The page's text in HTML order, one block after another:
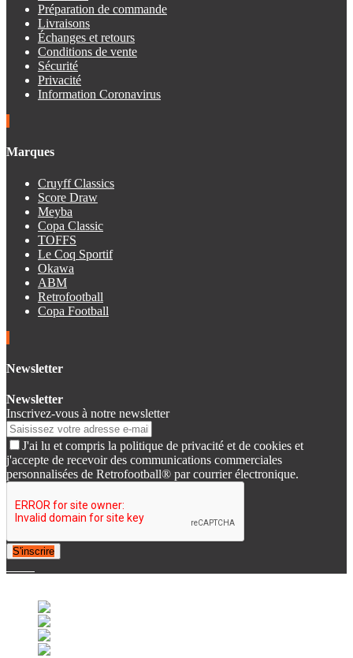
Préparation de commande
Livraisons
Échanges et retours
Conditions de vente
Sécurité
Privacité
Information Coronavirus
Marques
Cruyff Classics
Score Draw
Meyba
Copa Classic
TOFFS
Le Coq Sportif
Okawa
ABM
Retrofootball
Copa Football
Newsletter
Newsletter
Inscrivez-vous à notre newsletter
J'ai lu et compris la politique de privacité et de cookies et
j'accepte de recevoir des communications commerciales
personnalisées de Retrofootball® par courrier électronique.
S'inscrire